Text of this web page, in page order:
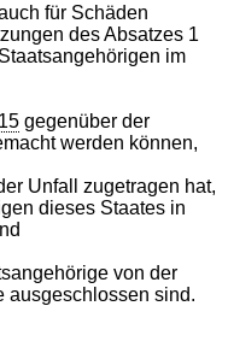
für Schäden
des Absatzes 1
im
gegenüber der
werden können,
Unfall zugetragen hat,
dieses Staates in
von der
ausgeschlossen sind.